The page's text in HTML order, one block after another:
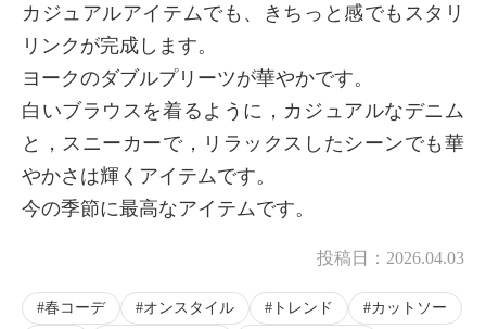
カジュアルアイテムでも、きちっと感でもスタリ
リンクが完成します。
ヨークのダブルプリーツが華やかです。
白いブラウスを着るように，カジュアルなデニム
と，スニーカーで，リラックスしたシーンでも華
やかさは輝くアイテムです。
今の季節に最高なアイテムです。
投稿日： 2026.04.03
春コーデ オンスタイル トレンド
カットソー